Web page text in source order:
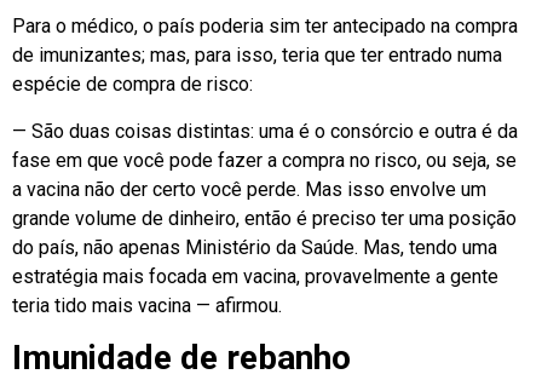
Para o médico, o país poderia sim ter antecipado na compra
de imunizantes; mas, para isso, teria que ter entrado numa
espécie de compra de risco:
— São duas coisas distintas: uma é o consórcio e outra é da
fase em que você pode fazer a compra no risco, ou seja, se
a vacina não der certo você perde. Mas isso envolve um
grande volume de dinheiro, então é preciso ter uma posição
do país, não apenas Ministério da Saúde. Mas, tendo uma
estratégia mais focada em vacina, provavelmente a gente
teria tido mais vacina — afirmou.
Imunidade de rebanho